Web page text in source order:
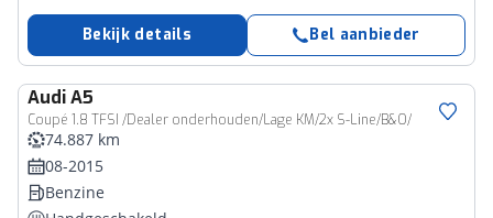
Bekijk details Bel aanbieder
AudiA5
Coupé 1.8 TFSI /Dealer onderhouden/Lage KM/2x S-Line/B&O/
74.887 km
08-2015
Benzine